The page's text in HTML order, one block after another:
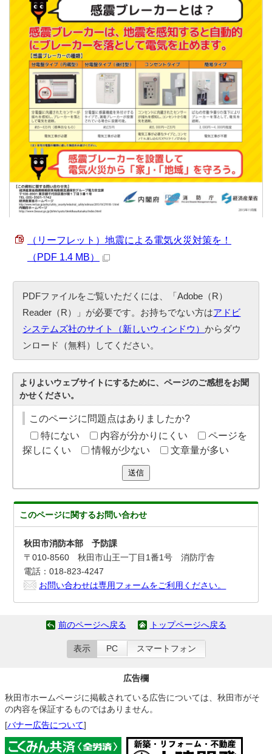
（リーフレット）地震による電気火災対策を！
（PDF 1.4 MB）
PDFファイルをご覧いただくには、「Adobe（R）
Reader（R）」が必要です。お持ちでない方はアドビ
システムズ社のサイト（新しいウィンドウ）からダウ
ンロード（無料）してください。
よりよいウェブサイトにするために、ページのご感想をお聞
かせください。
このページに問題点はありましたか?
特にない
内容が分かりにくい
ページを
探しにくい
情報が少ない 文章量が多い
送信
このページに関するお問い合わせ
秋田市消防本部 予防課
〒010-8560 秋田市山王一丁目1番1号 消防庁舎
電話：018-823-4247
お問い合わせは専用フォームをご利用ください。
前のページへ戻る トップページへ戻る
表示 PC スマートフォン
広告欄
秋田市ホームページに掲載されている広告については、秋田市がそ
の内容を保証するものではありません。
[バナー広告について]